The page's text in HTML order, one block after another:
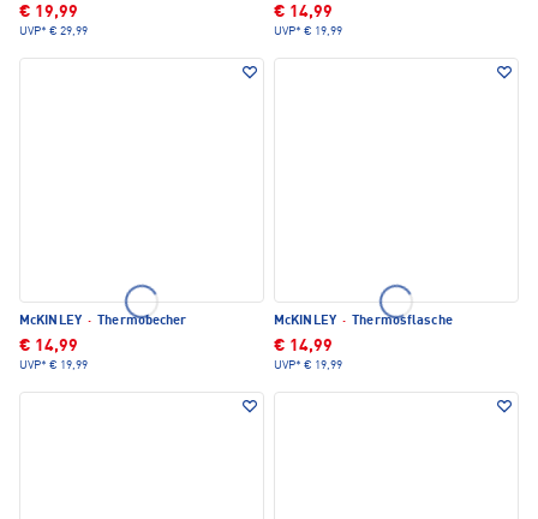
€ 19,99
UVP* € 29,99
€ 14,99
UVP* € 19,99
McKINLEY · Thermobecher
€ 14,99
UVP* € 19,99
McKINLEY · Thermosflasche
€ 14,99
UVP* € 19,99